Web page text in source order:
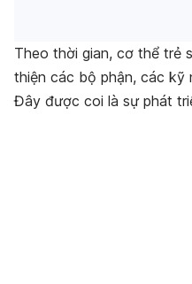
Theo thời gian, cơ thể trẻ
thiện các bộ phận, các kỹ
Đây được coi là sự phát